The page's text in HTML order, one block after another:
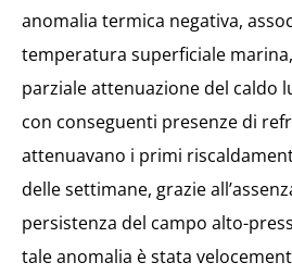
anomalia termica negativa,
temperatura superficiale
parziale attenuazione del caldo
con conseguenti presenze di
attenuavano i primi
delle settimane, grazie
persistenza del campo alto-
tale anomalia è stata